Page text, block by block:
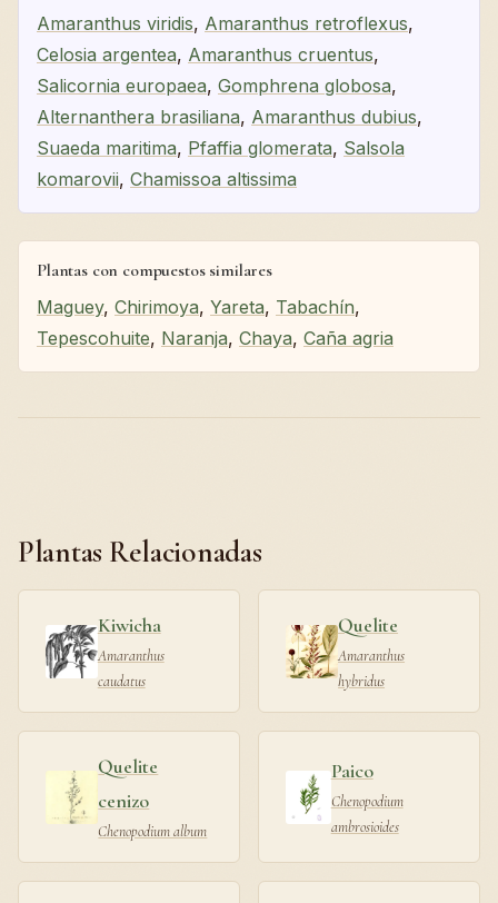
Amaranthus viridis, Amaranthus retroflexus,
Celosia argentea, Amaranthus cruentus,
Salicornia europaea, Gomphrena globosa,
Alternanthera brasiliana, Amaranthus dubius,
Suaeda maritima, Pfaffia glomerata, Salsola
komarovii, Chamissoa altissima
Plantas con compuestos similares
Maguey, Chirimoya, Yareta, Tabachín,
Tepescohuite, Naranja, Chaya, Caña agria
Plantas Relacionadas
Kiwicha
Amaranthus
caudatus
Quelite
Amaranthus
hybridus
Quelite
cenizo
Chenopodium album
Paico
Chenopodium
ambrosioides